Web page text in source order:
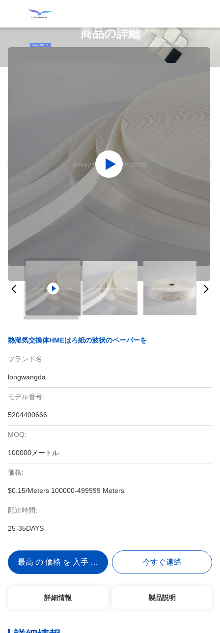
商品の詳細
熱湿気交換体HMEはろ紙の波状のペーパーを
ブランド名:
longwangda
モデル番号:
5204400666
MOQ:
100000メートル
価格:
$0.15/Meters 100000-499999 Meters
配達時間:
25-35DAYS
最高 の 価格 を 入手 する 今すぐ連絡
詳細情報 製品説明